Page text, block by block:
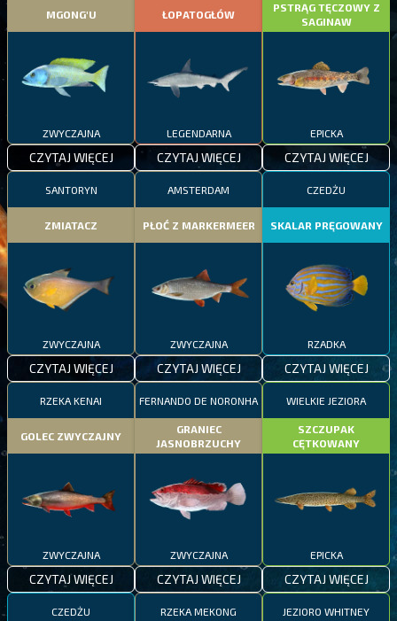
MGONG'U
ZWYCZAJNA
CZYTAJ WIĘCEJ
ŁOPATOGŁÓW
LEGENDARNA
CZYTAJ WIĘCEJ
PSTRĄG TĘCZOWY Z
SAGINAW
EPICKA
CZYTAJ WIĘCEJ
SANTORYN
ZMIATACZ
ZWYCZAJNA
CZYTAJ WIĘCEJ
AMSTERDAM
PŁOĆ Z MARKERMEER
ZWYCZAJNA
CZYTAJ WIĘCEJ
CZEDŻU
SKALAR PRĘGOWANY
RZADKA
CZYTAJ WIĘCEJ
RZEKA KENAI
GOLEC ZWYCZAJNY
ZWYCZAJNA
CZYTAJ WIĘCEJ
FERNANDO DE NORONHA
GRANIEC
JASNOBRZUCHY
ZWYCZAJNA
CZYTAJ WIĘCEJ
WIELKIE JEZIORA
SZCZUPAK
CĘTKOWANY
EPICKA
CZYTAJ WIĘCEJ
CZEDŻU RZEKA MEKONG JEZIORO WHITNEY